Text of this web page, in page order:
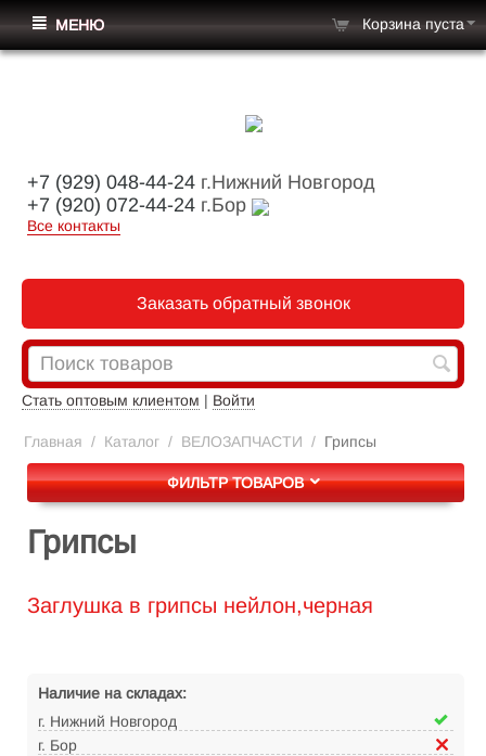
+7 (929) 048-44-24 г.Нижний Новгород
+7 (920) 072-44-24 г.Бор
Все контакты
Заказать обратный звонок
Стать оптовым клиентом | Войти
МЕНЮ Корзина пуста
Главная / Каталог / ВЕЛОЗАПЧАСТИ / Грипсы
ФИЛЬТР ТОВАРОВ
Грипсы
Заглушка в грипсы нейлон,черная
Наличие на складах:
г. Нижний Новгород
г. Бор